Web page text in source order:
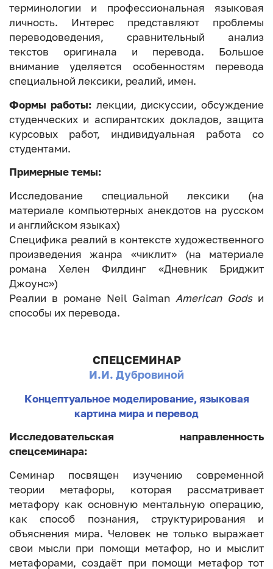
терминологии и профессиональная языковая
личность. Интерес представляют проблемы
переводоведения, сравнительный анализ
текстов оригинала и перевода. Большое
внимание уделяется особенностям перевода
специальной лексики, реалий, имен.
Формы работы: лекции, дискуссии, обсуждение
студенческих и аспирантских докладов, защита
курсовых работ, индивидуальная работа со
студентами.
Примерные темы:
Исследование специальной лексики (на
материале компьютерных анекдотов на русском
и английском языках)
Специфика реалий в контексте художественного
произведения жанра «чиклит» (на материале
романа Хелен Филдинг «Дневник Бриджит
Джоунс»)
Реалии в романе Neil GaimanAmerican Godsи
способы их перевода.
СПЕЦСЕМИНАР
И.И. Дубровиной
Концептуальное моделирование, языковая
картина мира и перевод
Исследовательская направленность
спецсеминара:
Семинар посвящен изучению современной
теории метафоры, которая рассматривает
метафору как основную ментальную операцию,
как способ познания, структурирования и
объяснения мира. Человек не только выражает
свои мысли при помощи метафор, но и мыслит
метафорами, создаёт при помощи метафор тот